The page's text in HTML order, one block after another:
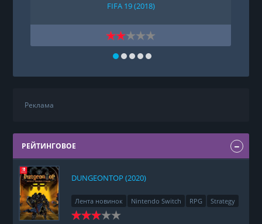
FIFA 19 (2018)
Реклама
РЕЙТИНГОВОЕ
DUNGEONTOP (2020)
Лента новинок Nintendo Switch RPG Strategy